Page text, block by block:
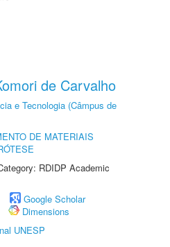
de Carvalho
e Tecnologia (Câmpus de
DE MATERIAIS
RDIDP Academic
Google Scholar
Dimensions
UNESP